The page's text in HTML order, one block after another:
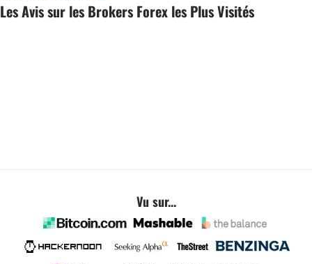
Les Avis sur les Brokers Forex les Plus Visités
Vu sur...